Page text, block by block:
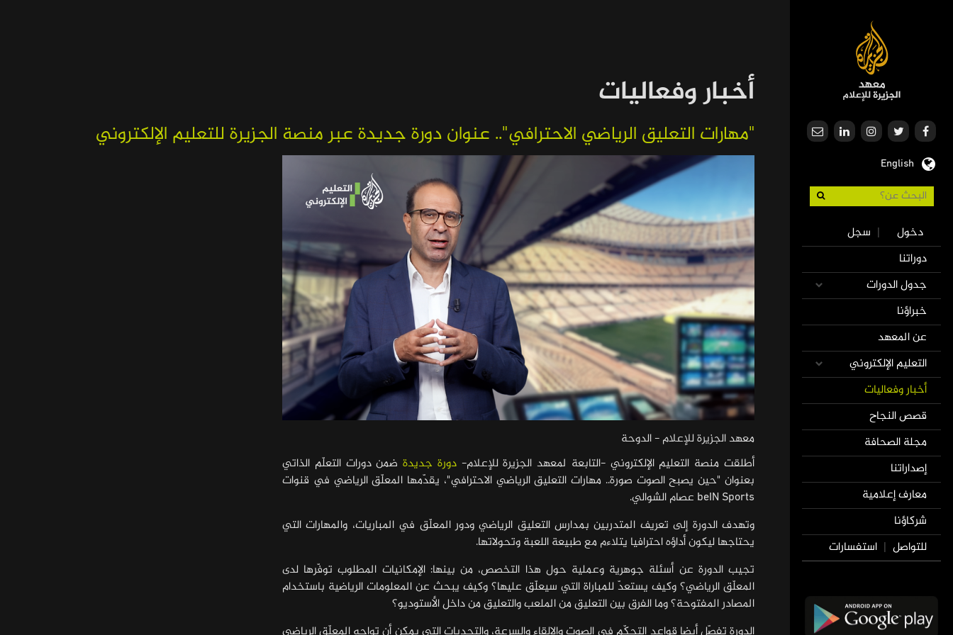
English
User
account
menu
دخول | سجل
Main
navigation
دوراتنا
جدول الدورات
خبراؤنا
عن المعهد
التعليم الإلكتروني
أخبار وفعاليات
قصص النجاح
مجلة الصحافة
إصداراتنا
معارف إعلامية
شركاؤنا
للتواصل | استفسارات
أخبار وفعاليات
"مهارات التعليق الرياضي الاحترافي".. عنوان دورة جديدة عبر منصة الجزيرة للتعليم الإلكتروني
معهد الجزيرة للإعلام - الدوحة
أطلقت منصة التعليم الإلكتروني -التابعة لمعهد الجزيرة للإعلام-دورة جديدةضمن دورات التعلّم الذاتي
بعنوان "حين يصبح الصوت صورة.. مهارات التعليق الرياضي الاحترافي"، يقدّمها المعلّق الرياضي في قنوات
beIN Sports عصام الشوالي.
وتهدف الدورة إلى تعريف المتدربين بمدارس التعليق الرياضي ودور المعلّق في المباريات، والمهارات التي
يحتاجها ليكون أداؤه احترافيا يتلاءم مع طبيعة اللعبة وتحولاتها.
تجيب الدورة عن أسئلة جوهرية وعملية حول هذا التخصص، من بينها: الإمكانيات المطلوب توفّرها لدى
المعلّق الرياضي؟ وكيف يستعدّ للمباراة التي سيعلّق عليها؟ وكيف يبحث عن المعلومات الرياضية باستخدام
المصادر المفتوحة؟ وما الفرق بين التعليق من الملعب والتعليق من داخل الأستوديو؟